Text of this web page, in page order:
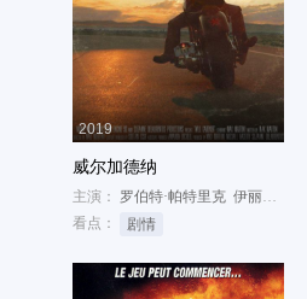
2019
威尔加德纳
主演： 罗伯特·帕特里克 伊丽莎白·霍尔姆
看点：
剧情